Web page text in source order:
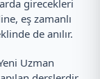
girecekleri
eş zamanlı
de anılır.
Uzman